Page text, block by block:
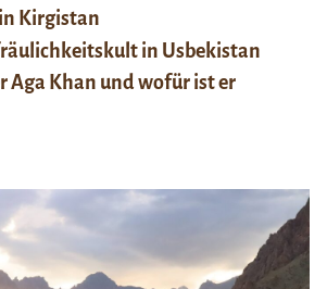
Kirgistan
in Usbekistan
Aga Khan und wofür ist er